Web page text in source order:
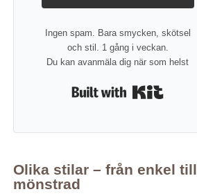
Ingen spam. Bara smycken, skötsel
och stil. 1 gång i veckan.
Du kan avanmäla dig när som helst
Olika stilar – från enkel till
mönstrad